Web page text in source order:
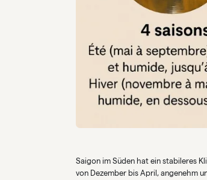
Saigon im Süden hat ein stabileres
von Dezember bis April, angenehm